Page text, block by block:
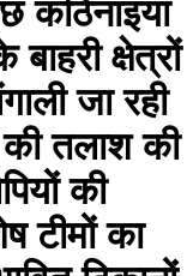
कठिनाइयां
क्षेत्रों
जा रही
की तलाश की
की
टीमों का